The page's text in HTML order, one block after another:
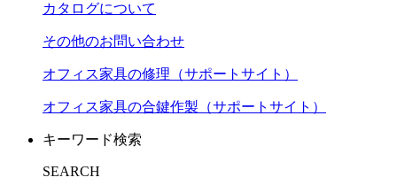
カタログについて
その他のお問い合わせ
オフィス家具の修理（サポートサイト）
オフィス家具の合鍵作製（サポートサイト）
キーワード検索
SEARCH